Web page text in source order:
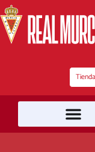
al
contenido